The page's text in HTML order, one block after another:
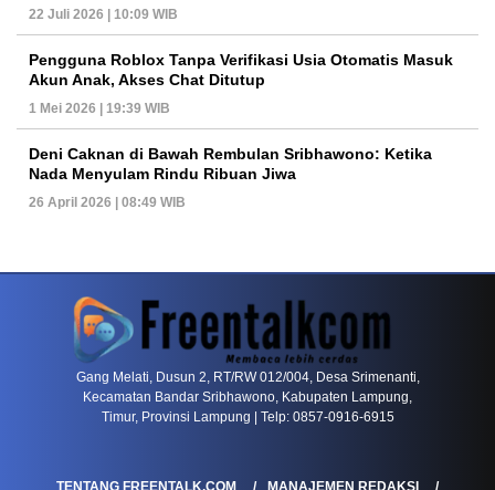
22 Juli 2026 | 10:09 WIB
Pengguna Roblox Tanpa Verifikasi Usia Otomatis Masuk
Akun Anak, Akses Chat Ditutup
1 Mei 2026 | 19:39 WIB
Deni Caknan di Bawah Rembulan Sribhawono: Ketika
Nada Menyulam Rindu Ribuan Jiwa
26 April 2026 | 08:49 WIB
PETIR800 LOGIN Tren Mobile Entertainment Terus Mendorong
Gang Melati, Dusun 2, RT/RW 012/004, Desa Srimenanti,
Kecamatan Bandar Sribhawono, Kabupaten Lampung,
Timur, Provinsi Lampung | Telp: 0857-0916-6915
TENTANG FREENTALK.COM MANAJEMEN REDAKSI